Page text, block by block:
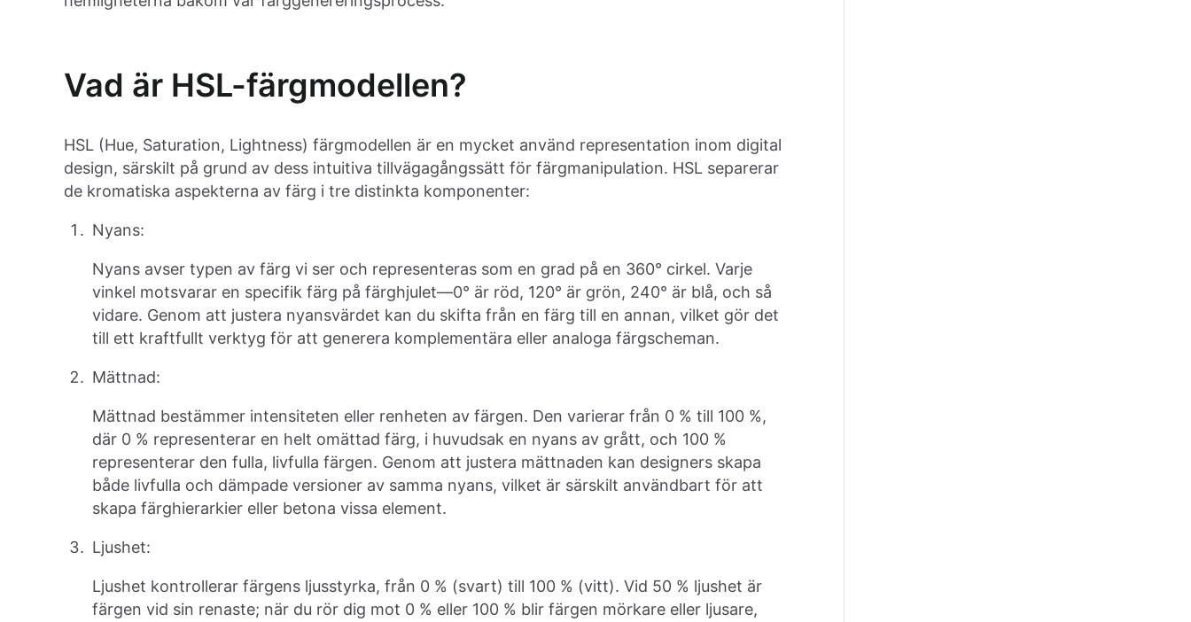
Vad är HSL-färgmodellen?
HSL (Hue, Saturation, Lightness) färgmodellen är en mycket använd representation inom digital
design, särskilt på grund av dess intuitiva tillvägagångssätt för färgmanipulation. HSL separerar
de kromatiska aspekterna av färg i tre distinkta komponenter:
Nyans:
Nyans avser typen av färg vi ser och representeras som en grad på en 360° cirkel. Varje
vinkel motsvarar en specifik färg på färghjulet—0° är röd, 120° är grön, 240° är blå, och så
vidare. Genom att justera nyansvärdet kan du skifta från en färg till en annan, vilket gör det
till ett kraftfullt verktyg för att generera komplementära eller analoga färgscheman.
Mättnad:
Mättnad bestämmer intensiteten eller renheten av färgen. Den varierar från 0 % till 100 %,
där 0 % representerar en helt omättad färg, i huvudsak en nyans av grått, och 100 %
representerar den fulla, livfulla färgen. Genom att justera mättnaden kan designers skapa
både livfulla och dämpade versioner av samma nyans, vilket är särskilt användbart för att
skapa färghierarkier eller betona vissa element.
Ljushet:
Ljushet kontrollerar färgens ljusstyrka, från 0 % (svart) till 100 % (vitt). Vid 50 % ljushet är
färgen vid sin renaste; när du rör dig mot 0 % eller 100 % blir färgen mörkare eller ljusare,